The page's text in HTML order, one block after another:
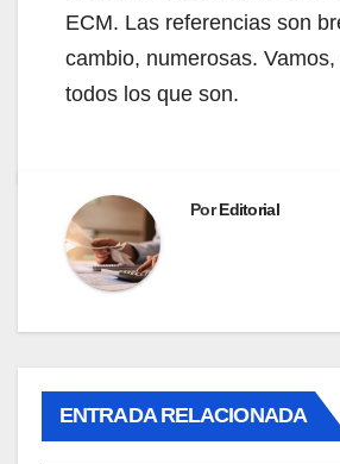
ECM. Las referencias son
cambio, numerosas.
todos los que son.
PorEditorial
ENTRADA RELACIONADA